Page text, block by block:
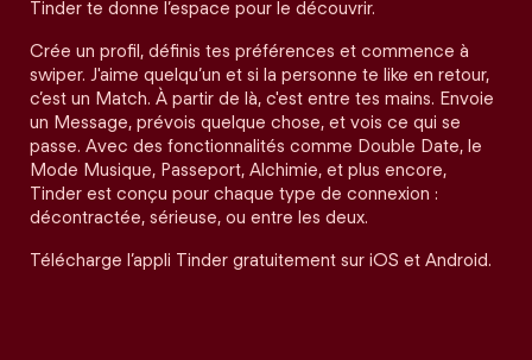
Tinder te donne l’espace pour le découvrir.
Crée un profil, définis tes préférences et commence à
swiper. J'aime quelqu’un et si la personne te like en retour,
c’est un Match. À partir de là, c'est entre tes mains. Envoie
un Message, prévois quelque chose, et vois ce qui se
passe. Avec des fonctionnalités comme Double Date, le
Mode Musique, Passeport, Alchimie, et plus encore,
Tinder est conçu pour chaque type de connexion :
décontractée, sérieuse, ou entre les deux.
Télécharge l’appli Tinder gratuitement sur iOS et Android.